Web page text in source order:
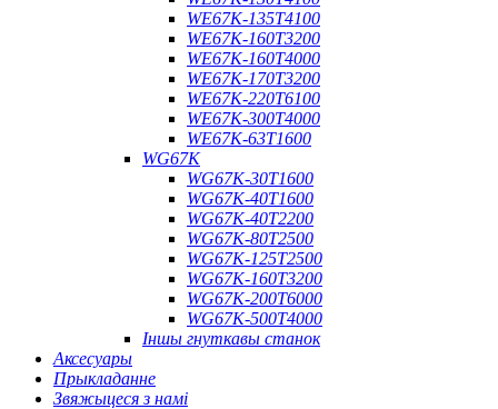
WE67K-135T4100
WE67K-160T3200
WE67K-160T4000
WE67K-170T3200
WE67K-220T6100
WE67K-300T4000
WE67K-63T1600
WG67K
WG67K-30T1600
WG67K-40T1600
WG67K-40T2200
WG67K-80T2500
WG67K-125T2500
WG67K-160T3200
WG67K-200T6000
WG67K-500T4000
Іншы гнуткавы станок
Аксесуары
Прыкладанне
Звяжыцеся з намі